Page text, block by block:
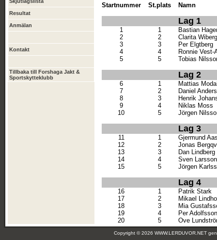
Resultat
Anmälan
Kontakt
Tillbaka till Forshaga Jakt &
Sportskytteklubb
Startnummer St.plats Namn
Lag 1
1 1
Bastian
2
2
Clarita Wiberg
3
3
Per Elgtberg
4
4
Ronnie Vest-
5
5 Tobias
Lag 2
6 1
Mattias
7
2
Daniel
8
3
Henrik
9
4
Niklas Moss
10
5 Jörgen
Lag 3
11 1
Gjermund
12
2
Jonas
13
3
Dan Lindberg
14
4
Sven Larsson
15
5 Jörgen
Lag 4
16 1
Patrik Stark
17
2
Mikael
18
3
Mia
19
4
Per Adolfsson
20
5 Ove
Copyright © 2026 WWW.LERDUVOR.NET